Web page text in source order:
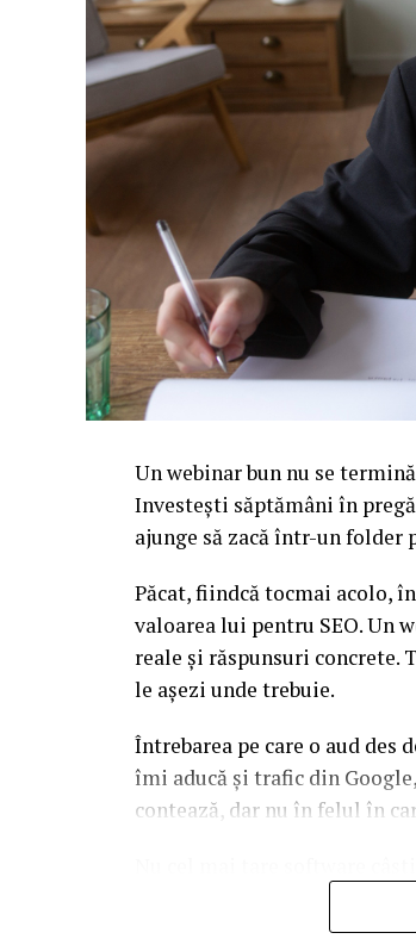
Un webinar bun nu se
Investești săptămâni în
ajunge să zacă într-un folder
Păcat, fiindcă tocmai acolo,
valoarea lui pentru SEO. Un
reale și răspunsuri concrete.
le așezi unde trebuie.
Întrebarea pe care o aud des
îmi aducă și trafic din
contează, dar nu în felul în
reutilizat. Hai să o luăm pe